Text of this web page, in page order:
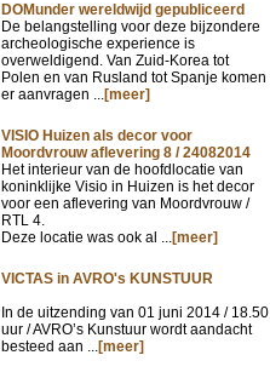
DOMunder wereldwijd gepubliceerd
De belangstelling voor deze bijzondere
archeologische experience is
overweldigend. Van Zuid-Korea tot
Polen en van Rusland tot Spanje komen
er aanvragen ...[meer]
VISIO Huizen als decor voor
Moordvrouw aflevering 8 / 24082014
Het interieur van de hoofdlocatie van
koninklijke Visio in Huizen is het decor
voor een aflevering van Moordvrouw /
RTL 4.
Deze locatie was ook al ...[meer]
VICTAS in AVRO's KUNSTUUR
In de uitzending van 01 juni 2014 / 18.50
uur / AVRO’s Kunstuur wordt aandacht
besteed aan ...[meer]